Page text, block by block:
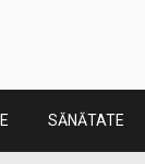
SĂNĂTATE